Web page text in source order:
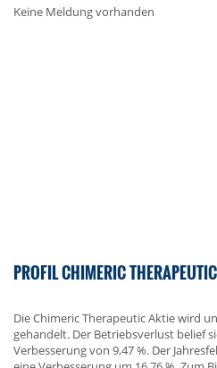
Keine Meldung vorhanden
PROFIL CHIMERIC
Die Chimeric Therapeutic Aktie wird
gehandelt. Der Betriebsverlust belief
Verbesserung von 9,47 %. Der